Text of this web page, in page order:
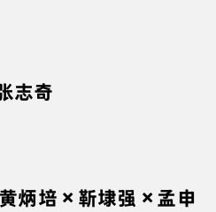
志奇
炳培 × 靳埭强 × 孟申